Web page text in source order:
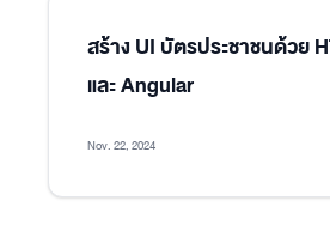
สร้าง UI บัตรประชาชนด้วย
และ Angular
Nov. 22, 2024